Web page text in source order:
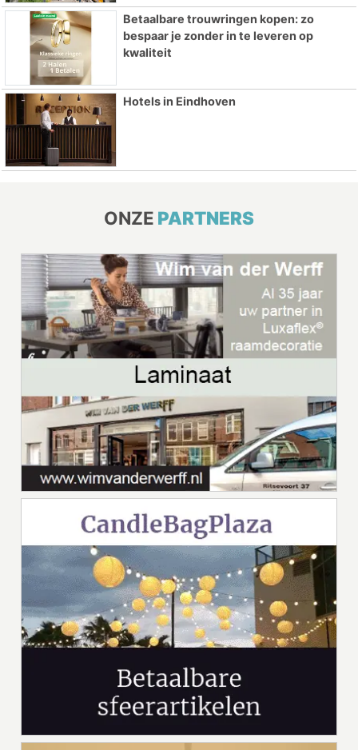
Betaalbare trouwringen kopen: zo
bespaar je zonder in te leveren op
kwaliteit
Hotels in Eindhoven
ONZE PARTNERS